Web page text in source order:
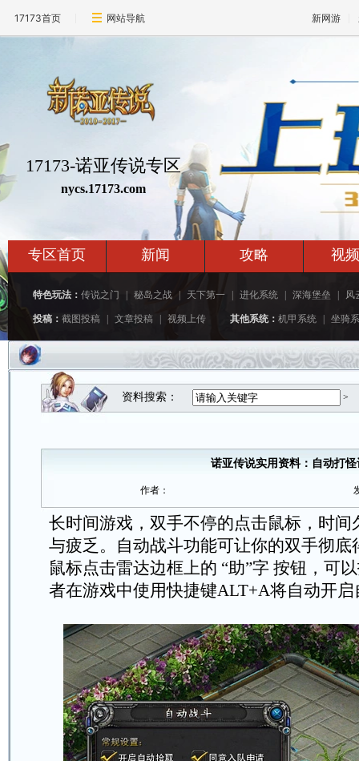
17173首页 网站导航 新网游
17173-诺亚传说专区
nycs.17173.com
专区首页 新闻 攻略 视
特色玩法： 传说之门 秘岛之战 天下第一 进化系统 深海堡垒 风
投稿： 截图投稿 文章投稿 视频上传 其他系统： 机甲系统 坐骑
资料搜索： >
诺亚传说实用资料：自动打
作者：
长时间游戏，双手不停的点击鼠标，时
与疲乏。自动战斗功能可让你的双手彻底
鼠标点击雷达边框上的 “助”字 按钮，可
者在游戏中使用快捷键ALT+A将自动开